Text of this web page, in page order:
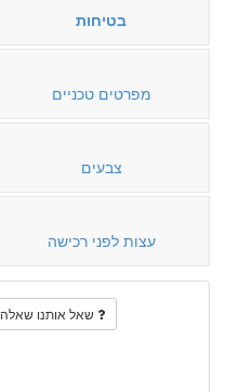
בטיחות
מפרטים טכניים
צבעים
עצות לפני רכישה
שאל אותנו שאלה